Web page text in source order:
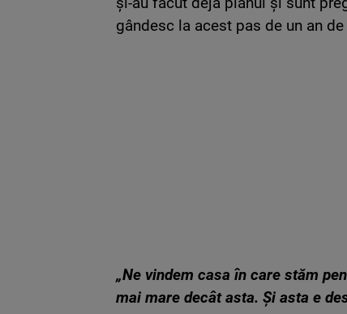
gândesc la acest pas de un an
„Ne vindem casa în care stăm
mai mare decât asta. Și asta e